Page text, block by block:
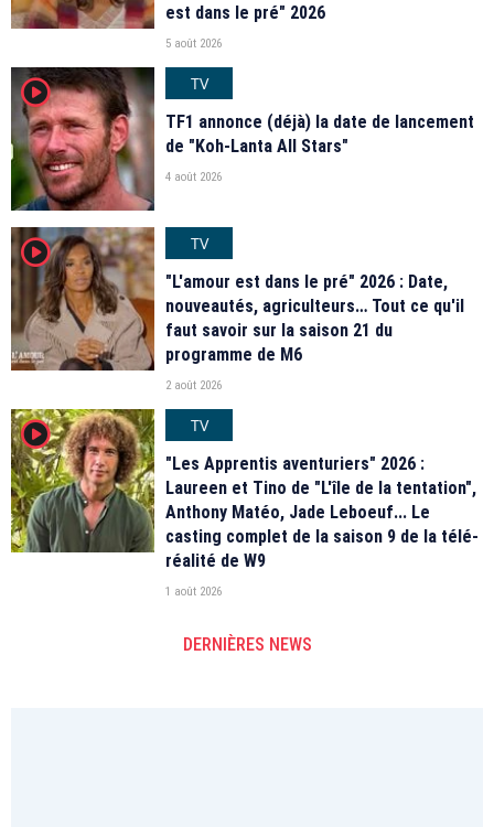
est dans le pré" 2026
5 août 2026
player2
TV
TF1 annonce (déjà) la date de lancement
de "Koh-Lanta All Stars"
4 août 2026
player2
TV
"L'amour est dans le pré" 2026 : Date,
nouveautés, agriculteurs… Tout ce qu'il
faut savoir sur la saison 21 du
programme de M6
2 août 2026
player2
TV
"Les Apprentis aventuriers" 2026 :
Laureen et Tino de "L'île de la tentation",
Anthony Matéo, Jade Leboeuf... Le
casting complet de la saison 9 de la télé-
réalité de W9
1 août 2026
DERNIÈRES NEWS